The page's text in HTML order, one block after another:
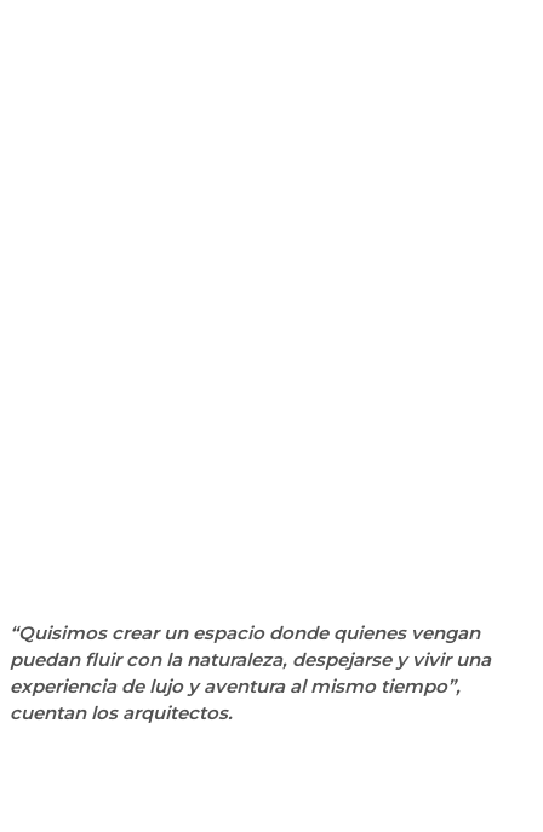
“Quisimos crear un espacio donde quienes vengan
puedan fluir con la naturaleza, despejarse y vivir una
experiencia de lujo y aventura al mismo tiempo”,
cuentan los arquitectos.